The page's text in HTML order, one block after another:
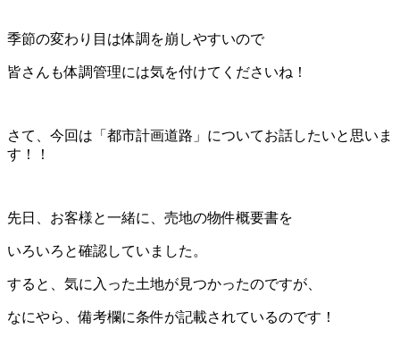
季節の変わり目は体調を崩しやすいので
皆さんも体調管理には気を付けてくださいね！
さて、今回は「都市計画道路」についてお話したいと思いま
す！！
先日、お客様と一緒に、売地の物件概要書を
いろいろと確認していました。
すると、気に入った土地が見つかったのですが、
なにやら、備考欄に条件が記載されているのです！